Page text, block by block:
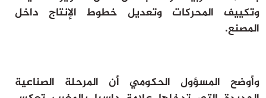
وتكييف المحركات وتعديل خطوط الإنتاج داخل
المصنع.
وأوضح المسؤول الحكومي أن المرحلة الصناعية